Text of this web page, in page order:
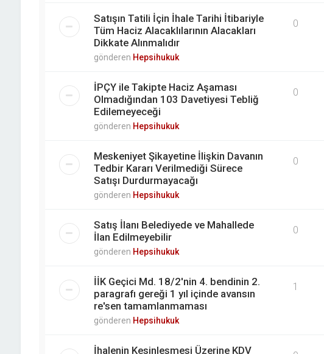
Satışın Tatili İçin İhale Tarihi İtibariyle
Tüm Haciz Alacaklılarının Alacakları
Dikkate Alınmalıdır
gönderen Hepsihukuk
0
İPÇY ile Takipte Haciz Aşaması
Olmadığından 103 Davetiyesi Tebliğ
Edilemeyeceği
gönderen Hepsihukuk
0
Meskeniyet Şikayetine İlişkin Davanın
Tedbir Kararı Verilmediği Sürece
Satışı Durdurmayacağı
gönderen Hepsihukuk
0
Satış İlanı Belediyede ve Mahallede
İlan Edilmeyebilir
gönderen Hepsihukuk
0
İİK Geçici Md. 18/2'nin 4. bendinin 2.
paragrafı gereği 1 yıl içinde avansın
re'sen tamamlanmaması
gönderen Hepsihukuk
1
İhalenin Kesinleşmesi Üzerine KDV